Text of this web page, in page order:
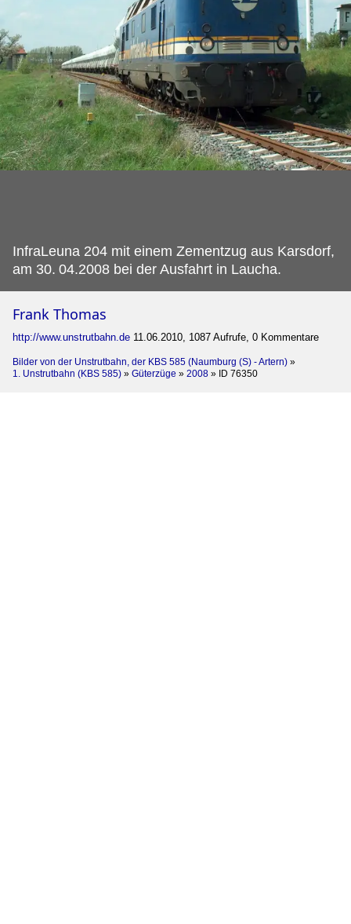
InfraLeuna 204 mit einem Zementzug aus Karsdorf,
am 30. 04.2008 bei der Ausfahrt in Laucha.
Frank Thomas
http://www.unstrutbahn.de 11.06.2010, 1087 Aufrufe, 0 Kommentare
Bilder von der Unstrutbahn, der KBS 585 (Naumburg (S) - Artern) »
1. Unstrutbahn (KBS 585) » Güterzüge » 2008 » ID 76350